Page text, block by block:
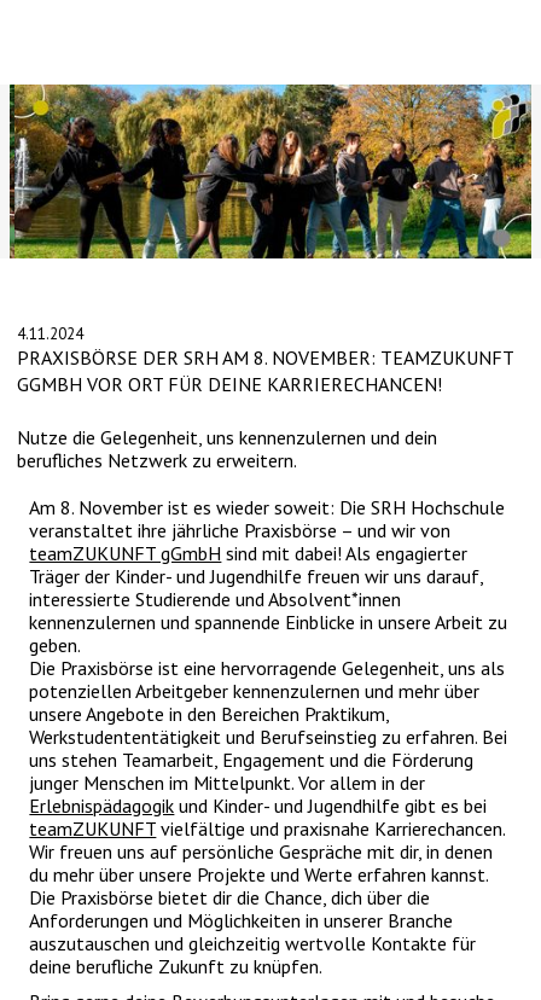
4.11.2024
PRAXISBÖRSE DER SRH AM 8. NOVEMBER: TEAMZUKUNFT
GGMBH VOR ORT FÜR DEINE KARRIERECHANCEN!
Nutze die Gelegenheit, uns kennenzulernen und dein
berufliches Netzwerk zu erweitern.
Am 8. November ist es wieder soweit: Die SRH Hochschule
veranstaltet ihre jährliche Praxisbörse – und wir von
teamZUKUNFT gGmbH sind mit dabei! Als engagierter
Träger der Kinder- und Jugendhilfe freuen wir uns darauf,
interessierte Studierende und Absolvent*innen
kennenzulernen und spannende Einblicke in unsere Arbeit zu
geben.
Die Praxisbörse ist eine hervorragende Gelegenheit, uns als
potenziellen Arbeitgeber kennenzulernen und mehr über
unsere Angebote in den Bereichen Praktikum,
Werkstudententätigkeit und Berufseinstieg zu erfahren. Bei
uns stehen Teamarbeit, Engagement und die Förderung
junger Menschen im Mittelpunkt. Vor allem in der
Erlebnispädagogik und Kinder- und Jugendhilfe gibt es bei
teamZUKUNFT vielfältige und praxisnahe Karrierechancen.
Wir freuen uns auf persönliche Gespräche mit dir, in denen
du mehr über unsere Projekte und Werte erfahren kannst.
Die Praxisbörse bietet dir die Chance, dich über die
Anforderungen und Möglichkeiten in unserer Branche
auszutauschen und gleichzeitig wertvolle Kontakte für
deine berufliche Zukunft zu knüpfen.